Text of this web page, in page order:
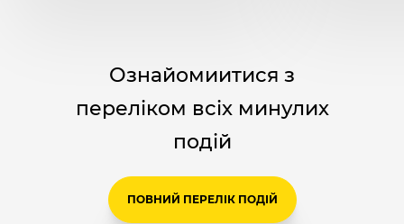
Ознайомиитися з
переліком всіх минулих
подій
ПОВНИЙ ПЕРЕЛІК ПОДІЙ